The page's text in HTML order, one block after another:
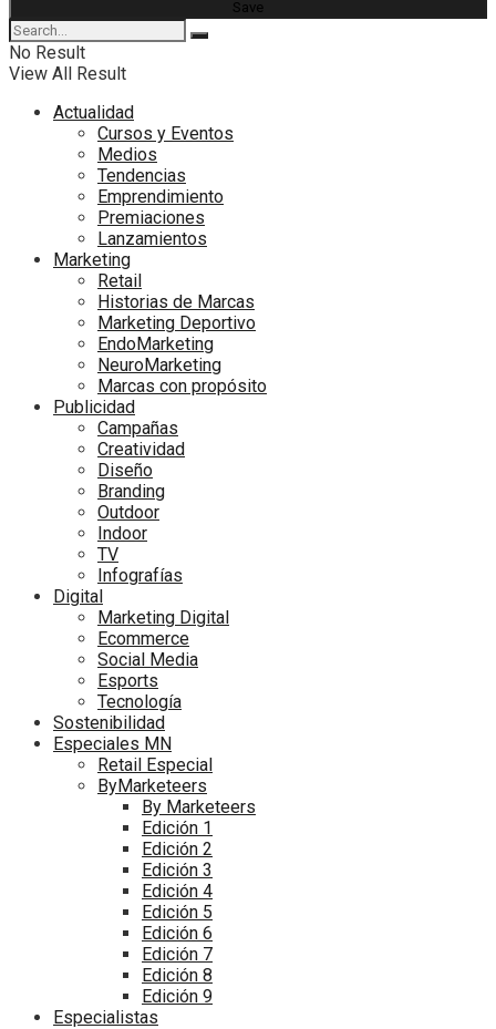
No Result
View All Result
Actualidad
Cursos y Eventos
Medios
Tendencias
Emprendimiento
Premiaciones
Lanzamientos
Marketing
Retail
Historias de Marcas
Marketing Deportivo
EndoMarketing
NeuroMarketing
Marcas con propósito
Publicidad
Campañas
Creatividad
Diseño
Branding
Outdoor
Indoor
TV
Infografías
Digital
Marketing Digital
Ecommerce
Social Media
Esports
Tecnología
Sostenibilidad
Especiales MN
Retail Especial
ByMarketeers
By Marketeers
Edición 1
Edición 2
Edición 3
Edición 4
Edición 5
Edición 6
Edición 7
Edición 8
Edición 9
Especialistas